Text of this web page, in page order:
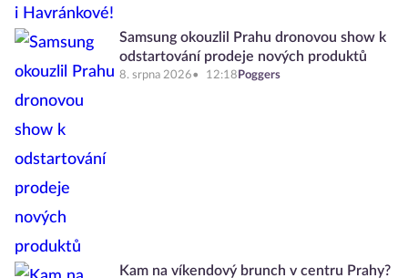
Samsung okouzlil Prahu dronovou show k
odstartování prodeje nových produktů
8. srpna 2026 12:18 Poggers
Kam na víkendový brunch v centru Prahy?